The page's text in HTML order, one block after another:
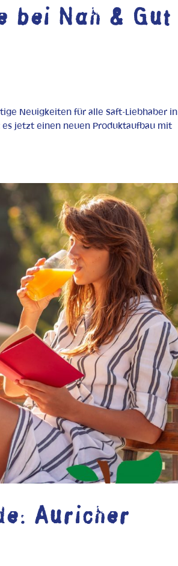
bei Nah & Gut
Neuigkeiten für alle Saft-Liebhaber in
es jetzt einen neuen Produktaufbau mit
Auricher